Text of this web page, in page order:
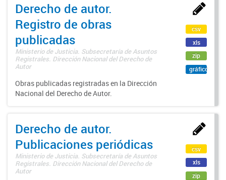
Derecho de autor.
Registro de obras
publicadas
Ministerio de Justicia. Subsecretaría de Asuntos
Registrales. Dirección Nacional del Derecho de
Autor
Obras publicadas registradas en la Dirección
Nacional del Derecho de Autor.
csv
xls
zip
gráfico
Derecho de autor.
Publicaciones periódicas
Ministerio de Justicia. Subsecretaría de Asuntos
Registrales. Dirección Nacional del Derecho de
Autor
csv
xls
zip